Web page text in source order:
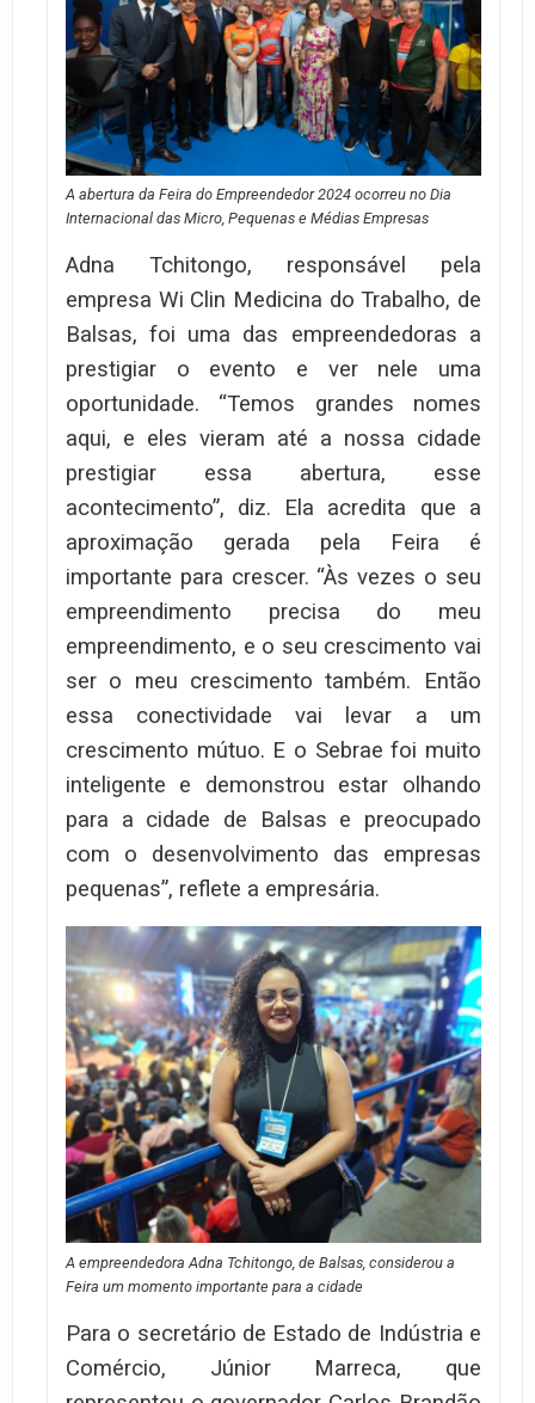
A abertura da Feira do Empreendedor 2024 ocorreu no Dia
Internacional das Micro, Pequenas e Médias Empresas
Adna Tchitongo, responsável pela
empresa Wi Clin Medicina do Trabalho, de
Balsas, foi uma das empreendedoras a
prestigiar o evento e ver nele uma
oportunidade. “Temos grandes nomes
aqui, e eles vieram até a nossa cidade
prestigiar essa abertura, esse
acontecimento”, diz. Ela acredita que a
aproximação gerada pela Feira é
importante para crescer. “Às vezes o seu
empreendimento precisa do meu
empreendimento, e o seu crescimento vai
ser o meu crescimento também. Então
essa conectividade vai levar a um
crescimento mútuo. E o Sebrae foi muito
inteligente e demonstrou estar olhando
para a cidade de Balsas e preocupado
com o desenvolvimento das empresas
pequenas”, reflete a empresária.
A empreendedora Adna Tchitongo, de Balsas, considerou a
Feira um momento importante para a cidade
Para o secretário de Estado de Indústria e
Comércio, Júnior Marreca, que